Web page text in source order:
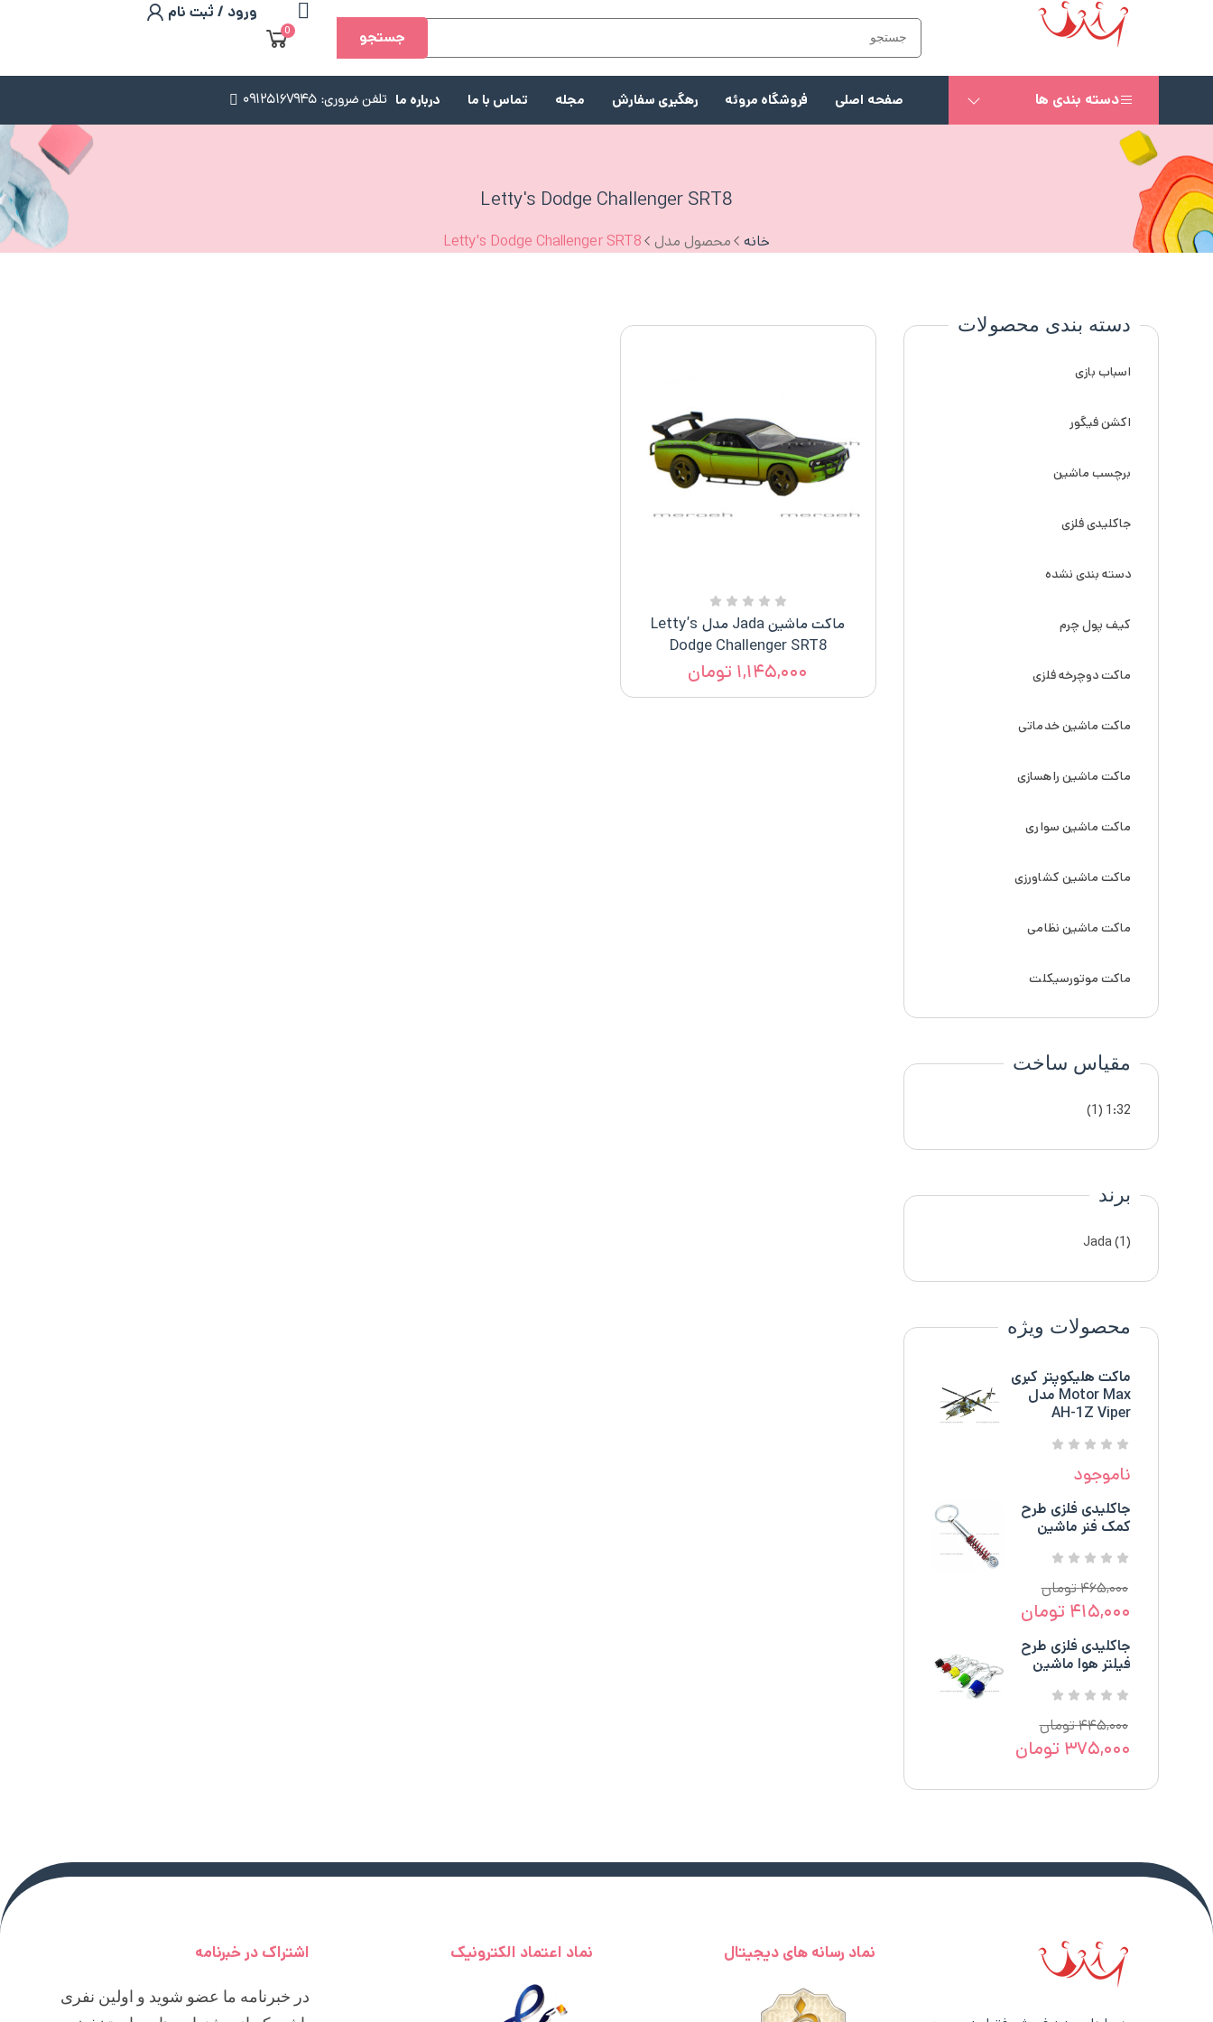
جستجو 0
ورود / ثبت نام
دسته بندی ها صفحه اصلی فروشگاه مروئه رهگیری سفارش مجله تماس با ما درباره ما تلفن ضروری: 09125167945
Letty's Dodge Challenger SRT8
خانه محصول مدل Letty's Dodge Challenger SRT8
دسته بندی محصولات
اسباب بازی
اکشن فیگور
برچسب ماشین
جاکلیدی فلزی
دسته بندی نشده
کیف پول چرم
ماکت دوچرخه فلزی
ماکت ماشین خدماتی
ماکت ماشین راهسازی
ماکت ماشین سواری
ماکت ماشین کشاورزی
ماکت ماشین نظامی
ماکت موتورسیکلت
مقیاس ساخت
1:32
(1)
برند
Jada(1)
محصولات ویژه
ماکت هلیکوپتر کبری
Motor Max مدل
AH-1Z Viper
ناموجود
جاکلیدی فلزی طرح
کمک فنر ماشین
۴۶۵,۰۰۰تومان
۴۱۵,۰۰۰ تومان
جاکلیدی فلزی طرح
فیلتر هوا ماشین
۴۴۵,۰۰۰تومان
۳۷۵,۰۰۰ تومان
ماکت ماشین Jada مدل Letty’s
Dodge Challenger SRT8
۱,۱۴۵,۰۰۰ تومان
نماد رسانه های دیجیتال نماد اعتماد الکترونیک اشتراک در خبرنامه
در خبرنامه ما عضو شوید و اولین نفری